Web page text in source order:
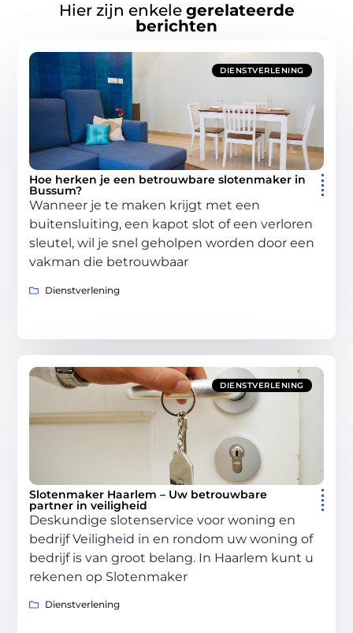
Hier zijn enkele gerelateerde
berichten
DIENSTVERLENING
Hoe herken je een betrouwbare slotenmaker in
Bussum?
Wanneer je te maken krijgt met een
buitensluiting, een kapot slot of een verloren
sleutel, wil je snel geholpen worden door een
vakman die betrouwbaar
Dienstverlening
DIENSTVERLENING
Slotenmaker Haarlem – Uw betrouwbare
partner in veiligheid
Deskundige slotenservice voor woning en
bedrijf Veiligheid in en rondom uw woning of
bedrijf is van groot belang. In Haarlem kunt u
rekenen op Slotenmaker
Dienstverlening